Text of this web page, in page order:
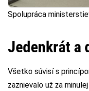
Spolupráca
Jedenkrát a
Všetko súvisí s
zaznievalo už za